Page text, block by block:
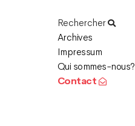
Rechercher
Archives
Impressum
Qui sommes-nous?
Contact